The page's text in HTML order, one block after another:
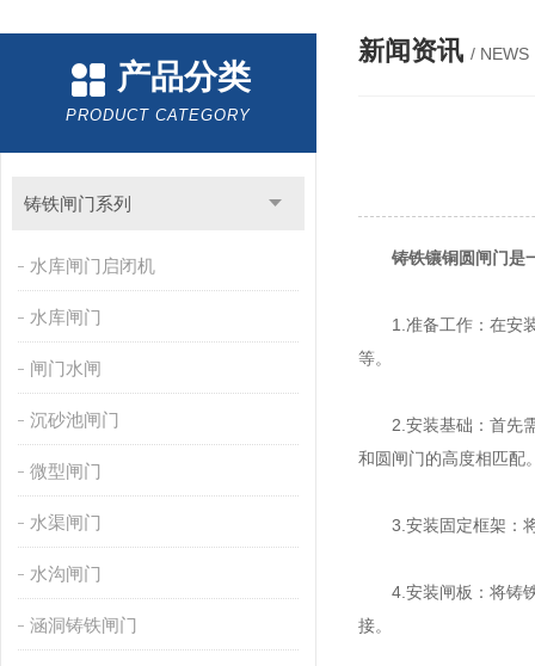
产品分类
PRODUCT CATEGORY
铸铁闸门系列
水库闸门启闭机
水库闸门
闸门水闸
沉砂池闸门
微型闸门
水渠闸门
水沟闸门
涵洞铸铁闸门
新闻资讯 / NEWS
铸铁镶铜圆闸门是
1.准备工作：在安装
等。
2.安装基础：首先需
和圆闸门的高度相匹配
3.安装固定框架：将
4.安装闸板：将铸铁
接。